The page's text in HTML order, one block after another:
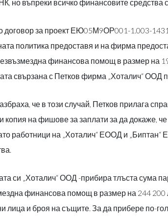
но въпреки всичко финансовите средства
договор за проект ЕЮ05М9ОР001-1.003-
политика предоставя и на фирма
финансова помощ в размер на
свързана с Петков фирма „Хоталич“
че в този случай, Петков прилага
копия на фишове за заплати за да докаже,
работници на „Хоталич“ ЕООД и
си „Хоталич“ ООД -прибира тлъста
финансова помощ в размер на 244
лица и броя на същите. За да прибере по-